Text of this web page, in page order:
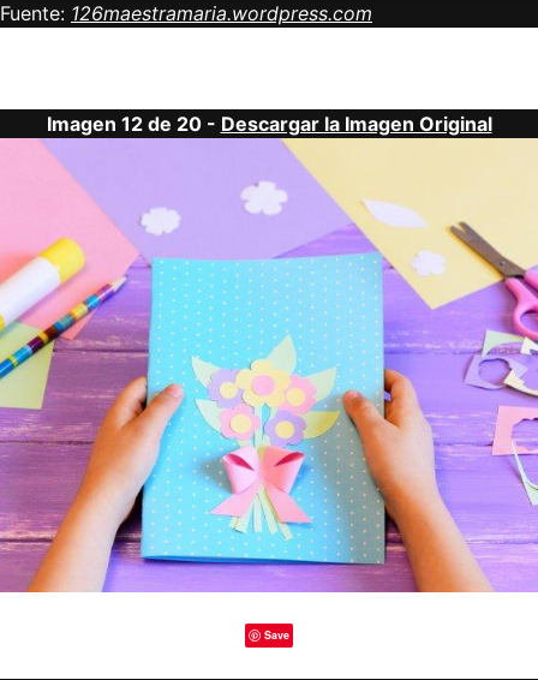
Fuente: 126maestramaria.wordpress.com
Imagen 12 de 20 - Descargar la Imagen Original
Save